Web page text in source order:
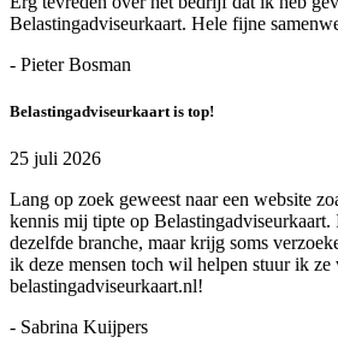
Belastingadviseurkaart. Hele fijne
- Pieter Bosman
Belastingadviseurkaart is top!
25 juli 2026
Lang op zoek geweest naar een website
kennis mij tipte op
dezelfde branche, maar krijg soms
ik deze mensen toch wil helpen stuur ik ze
belastingadviseurkaart.nl!
- Sabrina Kuijpers